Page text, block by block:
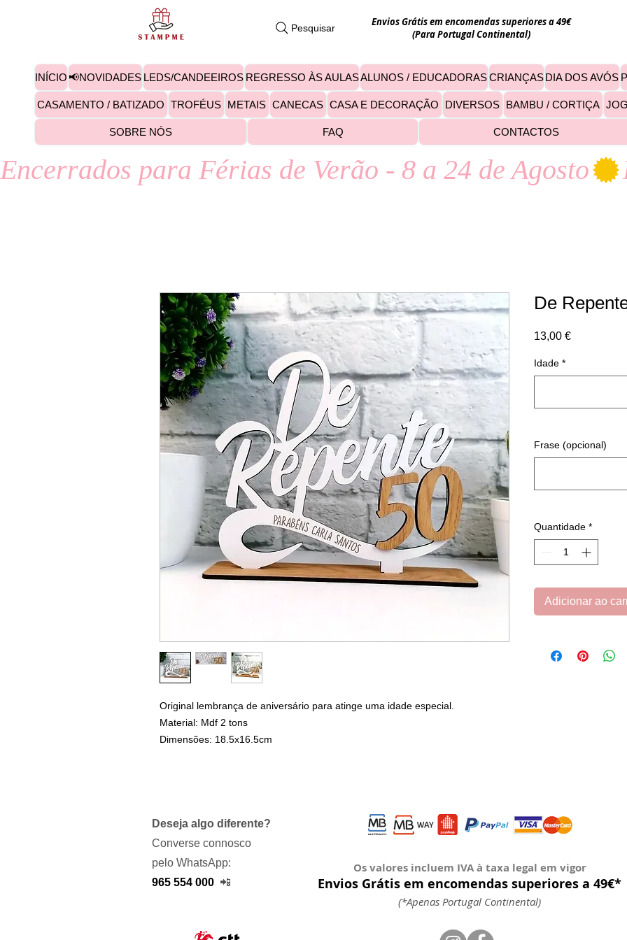
Pesquisar
Envios Grátis em encomendas superiores a 49€
(Para Portugal Continental)
Original lembrança de aniversário para atinge uma idade especial.
Material: Mdf 2 tons
Dimensões: 18.5x16.5cm
De
13,00 €Preço
Idade *
Frase (opcional)
Quantidade *
Adicionar ao
INÍCIO 📢NOVIDADES LEDS/CANDEEIROS REGRESSO ÀS AULASALUNOS / EDUCADORASCRIANÇASDIA DOS AVÓS
CASAMENTO / BATIZADO TROFÉUS METAIS CANECAS CASA E DECORAÇÃO DIVERSOS BAMBU / CORTIÇA
SOBRE NÓS FAQ CONTACTOS
Encerrados para Férias de Verão - 8 a 24 de Agosto
Deseja algo diferente?
Converse connosco
pelo WhatsApp:
965 554 000 📲
Os valores incluem IVA à taxa legal em vigor
Envios Grátis em encomendas superiores a 49€*
(*Apenas Portugal Continental)